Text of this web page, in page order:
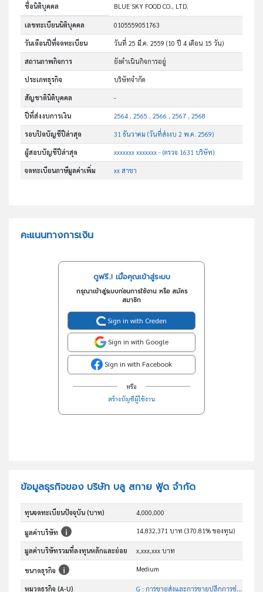
ชื่อนิติบุคคล BLUE SKY FOOD CO., LTD.
เลขทะเบียนนิติบุคคล 0105559051763
วันเดือนปีที่จดทะเบียน วันที่ 25 มี.ค. 2559(10 ปี 4 เดือน 15 วัน)
สถานภาพกิจการ ยังดำเนินกิจการอยู่
ประเภทธุรกิจ บริษัทจำกัด
สัญชาตินิติบุคคล -
ปีที่ส่งงบการเงิน 2564 , 2565 , 2566 , 2567 , 2568
รอบปิดบัญชีปีล่าสุด 31 ธันวาคม (วันที่ส่งงบ 2 พ.ค. 2569)
ผู้สอบบัญชีปีล่าสุด xxxxxxx xxxxxxx - (ตรวจ 1631 บริษัท)
จดทะเบียนภาษีมูลค่าเพิ่ม xx สาขา
คะแนนทางการเงิน
ดูฟรี..! เมื่อคุณเข้าสู่ระบบ
กรุณาเข้าสู่ระบบก่อนการใช้งาน หรือ สมัคร
สมาชิก
Sign in with Creden
Sign in with Google
Sign in with Facebook
หรือ
สร้างบัญชีผู้ใช้งาน
ข้อมูลธุรกิจของ บริษัท บลู สกาย ฟู้ด จำกัด
ทุนจดทะเบียนปัจจุบัน (บาท) 4,000,000
มูลค่าบริษัท 14,832,371 บาท (370.81% ของทุน)
มูลค่าบริษัทรวมที่ลงทุนหลักและย่อย x,xxx,xxx บาท
ขนาดธุรกิจ Medium
หมวดธุรกิจ (A-U) G : การขายส่งและการขายปลีกการซ่อมยานยนต์และ จักรยานยนต์